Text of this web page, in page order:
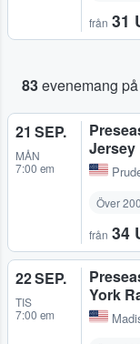
från 31
83evenemang
21 SEP.
MÅN
7:00 em
Jersey
Över
från 34
22 SEP.
TIS
7:00 em
York